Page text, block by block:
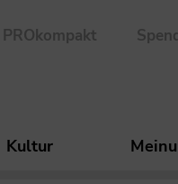
PROkompakt
Kultur